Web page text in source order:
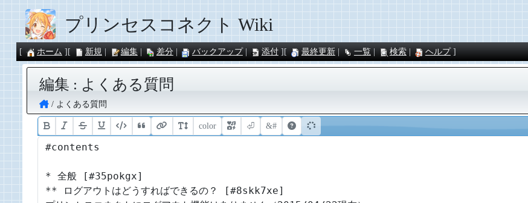
プリンセスコネクト Wiki
ホーム 新規 編集 差分 バックアップ 添付 最終更新 一覧 検索 ヘルプ
編集 : よくある質問
よくある質問
color ⏎ &#